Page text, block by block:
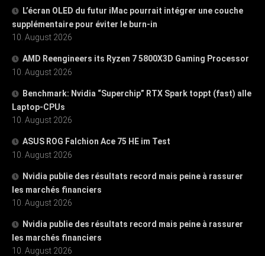
L’écran OLED du futur iMac pourrait intégrer une couche
supplémentaire pour éviter le burn-in
10. August 2026
AMD Reengineers its Ryzen 7 5800X3D Gaming Processor
10. August 2026
Benchmark: Nvidia “Superchip” RTX Spark toppt (fast) alle
Laptop-CPUs
10. August 2026
ASUS ROG Falchion Ace 75 HE im Test
10. August 2026
Nvidia publie des résultats record mais peine à rassurer
les marchés financiers
10. August 2026
Nvidia publie des résultats record mais peine à rassurer
les marchés financiers
10. August 2026